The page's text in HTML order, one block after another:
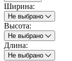
Ширина:
Не выбрано
Высота:
Не выбрано
Длина:
Не выбрано